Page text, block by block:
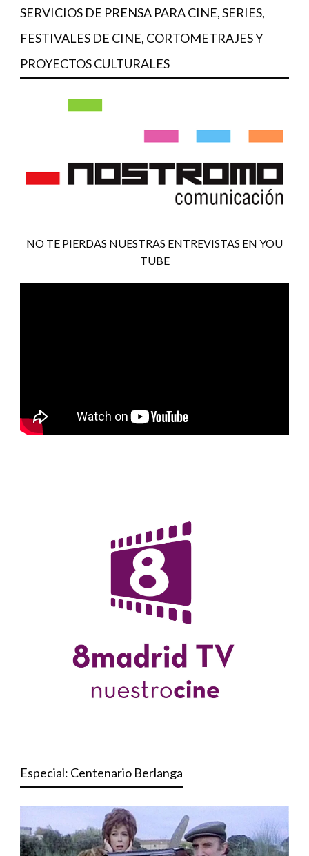
SERVICIOS DE PRENSA PARA CINE, SERIES,
FESTIVALES DE CINE, CORTOMETRAJES Y
PROYECTOS CULTURALES
NO TE PIERDAS NUESTRAS ENTREVISTAS EN YOU
TUBE
Especial: Centenario Berlanga